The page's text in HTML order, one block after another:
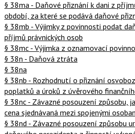
§ 38ma - Daňové přiznání k dani z
období, za které se podává daňové
§ 38mb - Výjimky z povinnosti podat
příjmů právnických osob
§ 38mc - Výjimka z oznamovací
§ 38n - Daňová ztráta
§ 38na
§ 38nb - Rozhodnutí o přiznání
poplatků a úroků z úvěrového
§ 38nc - Závazné posouzení způsobu,
cena sjednávaná mezi spojenými
§ 38nd - Závazné posouzení způsobu